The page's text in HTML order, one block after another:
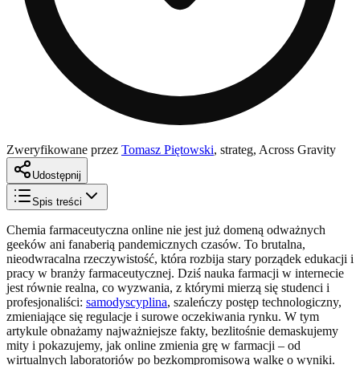
Zweryfikowane przez Tomasz Piętowski, strateg, Across Gravity
Udostępnij
Spis treści
Chemia farmaceutyczna online nie jest już domeną odważnych
geeków ani fanaberią pandemicznych czasów. To brutalna,
nieodwracalna rzeczywistość, która rozbija stary porządek edukacji i
pracy w branży farmaceutycznej. Dziś nauka farmacji w internecie
jest równie realna, co wyzwania, z którymi mierzą się studenci i
profesjonaliści: samodyscyplina, szaleńczy postęp technologiczny,
zmieniające się regulacje i surowe oczekiwania rynku. W tym
artykule obnażamy najważniejsze fakty, bezlitośnie demaskujemy
mity i pokazujemy, jak online zmienia grę w farmacji – od
wirtualnych laboratoriów po bezkompromisową walkę o wyniki.